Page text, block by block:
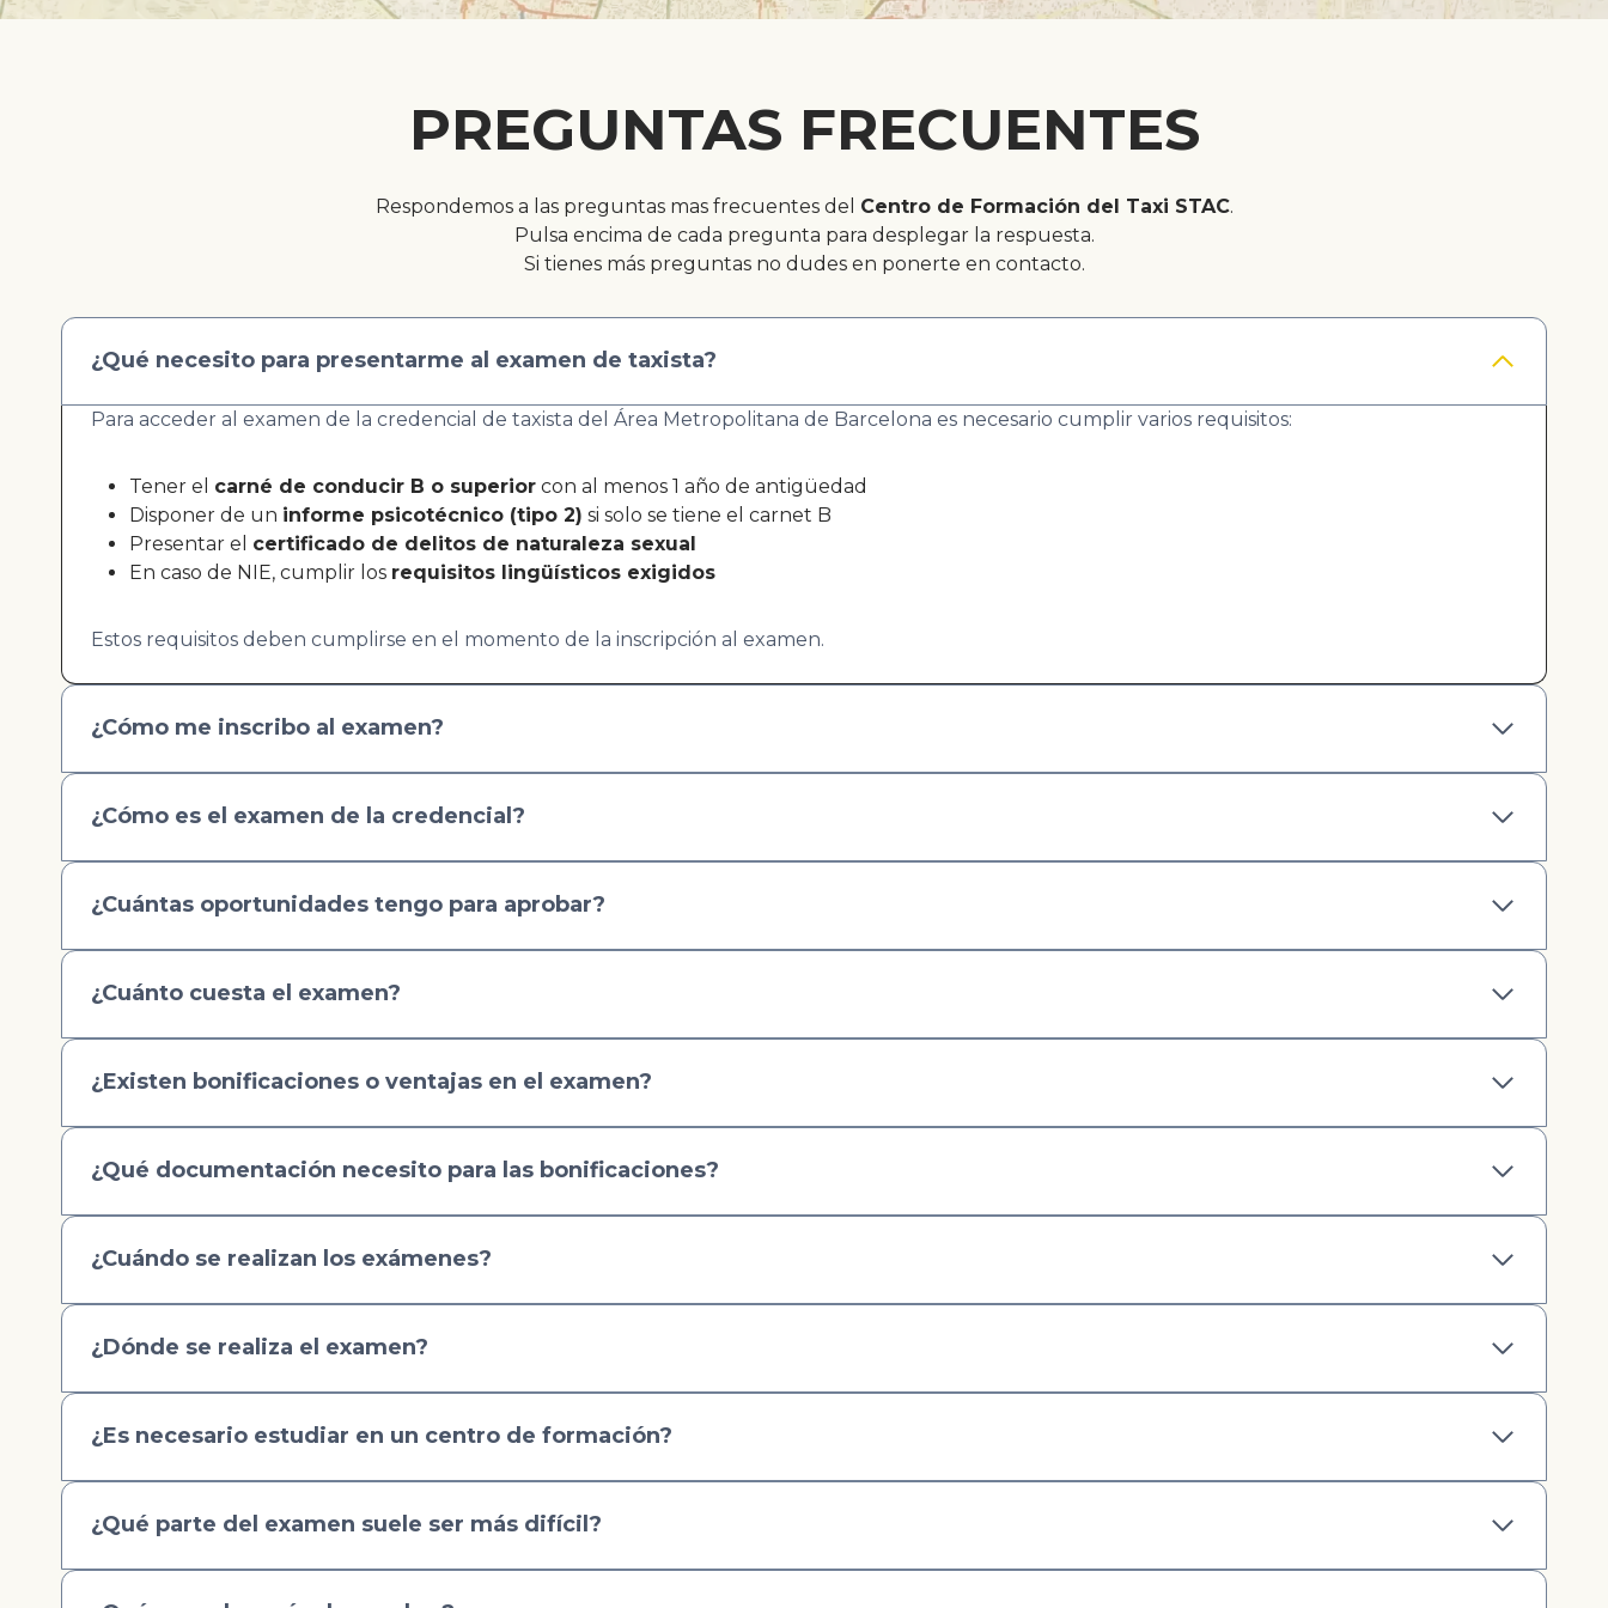
PREGUNTAS FRECUENTES
Respondemos a las preguntas mas frecuentes del Centro de Formación del Taxi STAC.
Pulsa encima de cada pregunta para desplegar la respuesta.
Si tienes más preguntas no dudes en ponerte en contacto.
¿Qué necesito para presentarme al examen de taxista?
Para acceder al examen de la credencial de taxista del Área Metropolitana de Barcelona es necesario cumplir varios requisitos:
Tener el carné de conducir B o superior con al menos 1 año de antigüedad
Disponer de un informe psicotécnico (tipo 2) si solo se tiene el carnet B
Presentar el certificado de delitos de naturaleza sexual
En caso de NIE, cumplir los requisitos lingüísticos exigidos
Estos requisitos deben cumplirse en el momento de la inscripción al examen.
¿Cómo me inscribo al examen?
¿Cómo es el examen de la credencial?
¿Cuántas oportunidades tengo para aprobar?
¿Cuánto cuesta el examen?
¿Existen bonificaciones o ventajas en el examen?
¿Qué documentación necesito para las bonificaciones?
¿Cuándo se realizan los exámenes?
¿Dónde se realiza el examen?
¿Es necesario estudiar en un centro de formación?
¿Qué parte del examen suele ser más difícil?